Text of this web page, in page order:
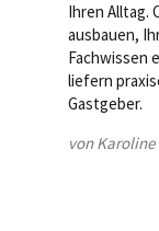
Ihren Alltag.
ausbauen,
Fachwissen
liefern
Gastgeber.
von Karoline